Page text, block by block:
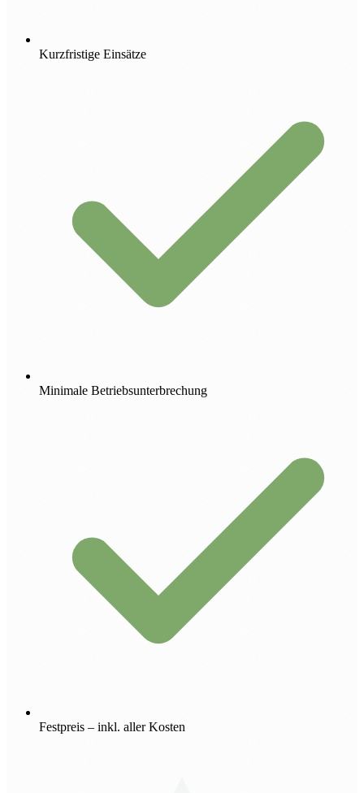
Kurzfristige Einsätze
Minimale Betriebsunterbrechung
Festpreis – inkl. aller Kosten